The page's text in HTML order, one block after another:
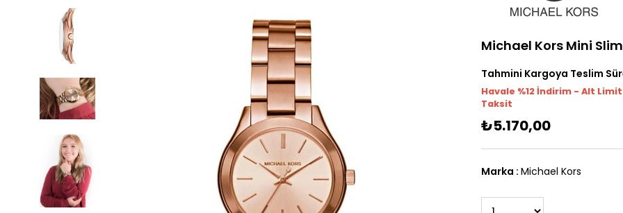
Michael Kors Mini
Tahmini Kargoya Teslim
Havale %12 İndirim - Alt Limit
Taksit
₺5.170,00
Marka : Michael Kors